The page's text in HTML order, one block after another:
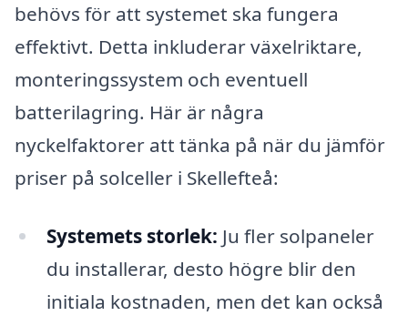
behövs för att systemet ska fungera
effektivt. Detta inkluderar växelriktare,
monteringssystem och eventuell
batterilagring. Här är några
nyckelfaktorer att tänka på när du jämför
priser på solceller i Skellefteå:
Systemets storlek: Ju fler solpaneler
du installerar, desto högre blir den
initiala kostnaden, men det kan också